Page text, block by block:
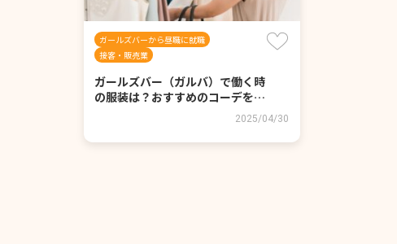
ガールズバーから昼職に就職
接客・販売業
ガールズバー（ガルバ）で働く時
の服装は？おすすめのコーデを…
2025/04/30